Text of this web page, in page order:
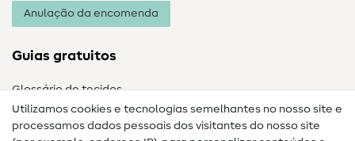
Anulação da encomenda
Guias gratuitos
Glossário de tecidos
Utilizamos cookies e tecnologias semelhantes no nosso site e
processamos dados pessoais dos visitantes do nosso site